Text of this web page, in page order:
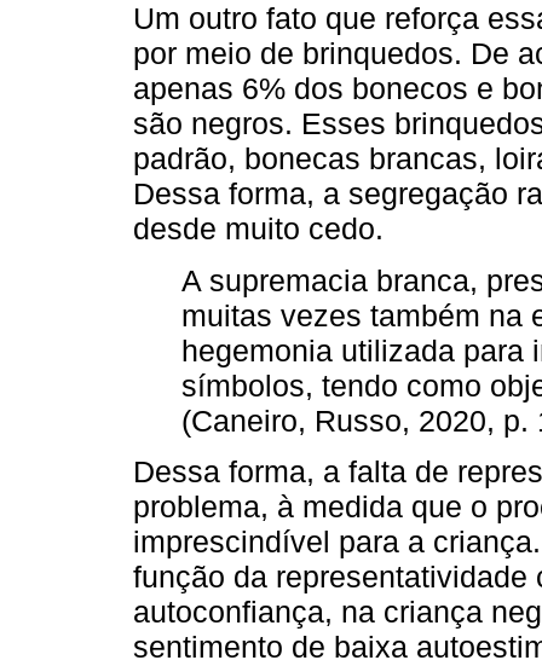
Um outro fato que reforça
por meio de brinquedos. De
apenas 6% dos bonecos e
são negros. Esses
padrão, bonecas brancas,
Dessa forma, a segregação
desde muito cedo.
A supremacia branca,
muitas vezes também na
hegemonia utilizada para
símbolos, tendo como
(Caneiro, Russo, 2020, p.
Dessa forma, a falta de
problema, à medida que o
imprescindível para a
função da
autoconfiança, na criança
sentimento de baixa